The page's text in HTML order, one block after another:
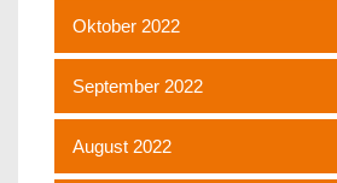
Oktober 2022
September 2022
August 2022